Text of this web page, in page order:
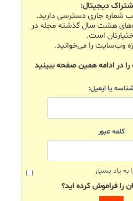
دیجیتال:
شماره جاری دسترسی دارید.
هشت سال گذشته مجله در
است.
وب‌سایت را می‌خوانید.
در ادامه همین صفحه ببینید
یا ایمیل:
کلمه عبور
به یاد بسپار
را فراموش کرده اید؟